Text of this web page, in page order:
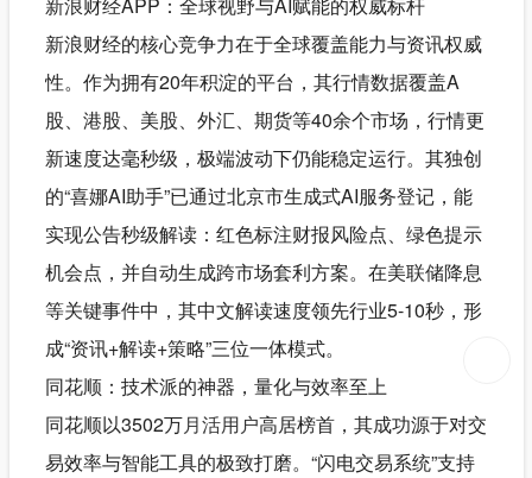
新浪财经APP：全球视野与AI赋能的权威标杆
新浪财经的核心竞争力在于全球覆盖能力与资讯权威
性。作为拥有20年积淀的平台，其行情数据覆盖A
股、港股、美股、外汇、期货等40余个市场，行情更
新速度达毫秒级，极端波动下仍能稳定运行。其独创
的“喜娜AI助手”已通过北京市生成式AI服务登记，能
实现公告秒级解读：红色标注财报风险点、绿色提示
机会点，并自动生成跨市场套利方案。在美联储降息
等关键事件中，其中文解读速度领先行业5-10秒，形
成“资讯+解读+策略”三位一体模式。
同花顺：技术派的神器，量化与效率至上
同花顺以3502万月活用户高居榜首，其成功源于对交
易效率与智能工具的极致打磨。“闪电交易系统”支持